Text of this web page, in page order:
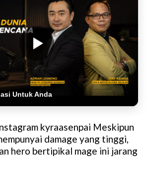
Untuk Anda
kyraasenpai Meskipun
damage yang tinggi,
hero bertipikal mage ini jarang